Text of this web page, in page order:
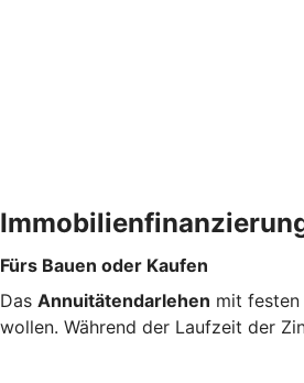
Fürs Bauen oder Kaufen
Das Annuitätendarlehen mit festen
wollen. Während der Laufzeit der